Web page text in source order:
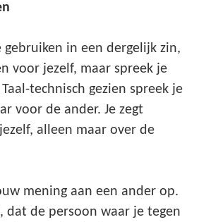
gebruiken in een dergelijk zin,
voor jezelf, maar spreek je
technisch gezien spreek je
voor de ander. Je zegt
alleen maar over de
mening aan een ander op.
dat de persoon waar je tegen